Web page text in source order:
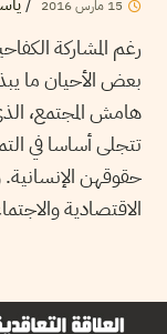
15 مارس2016
رغم المشاركة
بعض الأحيان ما
هامش المجتمع،
تتجلى أساسا في
حقوقهن
الاقتصادية